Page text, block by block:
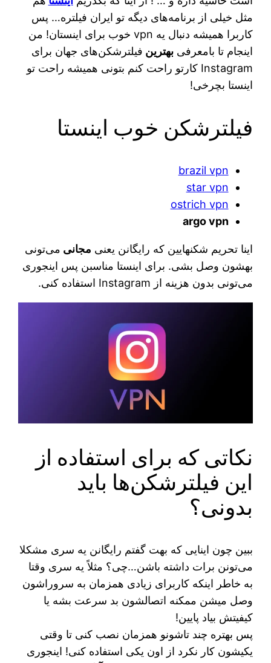
مثل خیلی از برنامه‌های دیگه تو ایران فیلتره… پس
کاربرا همیشه دنبال یه vpn خوب برای اینستان! من
اینجام تا بامعرفیبهترین فیلترشکن‌های جهان برای
Instagram کارتو راحت کنم بتونی همیشه راحت تو
اینستا بچرخی!
فیلترشکن خوب اینستا
brazil vpn
star vpn
ostrich vpn
argo vpn
اینا تحریم شکنهایین که رایگانن یعنی مجانی می‌تونی
بهشون وصل بشی. برای اینستا مناسبن پس اینجوری
می‌تونی بدون هزینه از Instagram استفاده کنی.
نکاتی که برای استفاده از
این فیلترشکن‌ها باید
بدونی؟
ببین چون اینایی که بهت گفتم رایگانن یه سری مشکلا
می‌تونن برات داشته باشن…چی؟ مثلاً یه سری وقتا
به خاطر اینکه کاربرای زیادی همزمان به سروراشون
وصل میشن ممکنه اتصالشون بد سرعت بشه یا
کیفیتش بیاد پایین!
پس بهتره چند تاشونو همزمان نصب کنی تا وقتی
یکیشون کار نکرد از اون یکی استفاده کنی! اینجوری